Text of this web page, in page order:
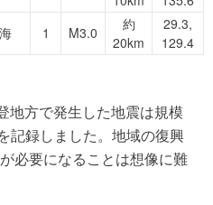
1 M3.0
約
20km
29.3,
129.4
地方で発生した地震は規模
記録しました。地域の復興
必要になることは想像に難